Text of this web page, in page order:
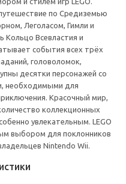
по Средиземью
Леголасом, Гимли и
Кольцо Всевластия и
события всех трёх
головоломок,
десятки персонажей со
необходимыми для
Красочный мир,
коллекционных
увлекательным. LEGO
выбором для поклонников
Nintendo Wii.